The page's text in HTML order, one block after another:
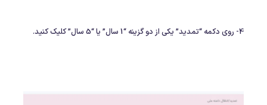
4- روی دکمه “تمدید” یکی از دو گزینه “1 سال” یا “5 سال” کلیک کنید.